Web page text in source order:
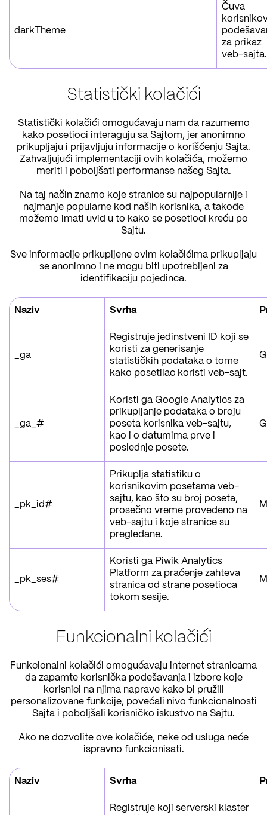
darkTheme
Čuva
za prikaz
veb-sajta.
Statistički kolačići
Statistički kolačići omogućavaju nam da razumemo
kako posetioci interaguju sa Sajtom, jer anonimno
prikupljaju i prijavljuju informacije o korišćenju Sajta.
Zahvaljujući implementaciji ovih kolačića, možemo
meriti i poboljšati performanse našeg Sajta.
Na taj način znamo koje stranice su najpopularnije i
najmanje popularne kod naših korisnika, a takođe
možemo imati uvid u to kako se posetioci kreću po
Sajtu.
Sve informacije prikupljene ovim kolačićima prikupljaju
se anonimno i ne mogu biti upotrebljeni za
identifikaciju pojedinca.
Naziv Svrha
_ga
Registruje jedinstveni ID koji se
koristi za generisanje
statističkih podataka o tome
kako posetilac koristi veb-sajt.
_ga_#
Koristi ga Google Analytics za
prikupljanje podataka o broju
poseta korisnika veb-sajtu,
kao i o datumima prve i
poslednje posete.
_pk_id#
Prikuplja statistiku o
korisnikovim posetama veb-
sajtu, kao što su broj poseta,
prosečno vreme provedeno na
veb-sajtu i koje stranice su
pregledane.
_pk_ses#
Koristi ga Piwik Analytics
Platform za praćenje zahteva
stranica od strane posetioca
tokom sesije.
Funkcionalni kolačići
Funkcionalni kolačići omogućavaju internet stranicama
da zapamte korisnička podešavanja i izbore koje
korisnici na njima naprave kako bi pružili
personalizovane funkcije, povećali nivo funkcionalnosti
Sajta i poboljšali korisničko iskustvo na Sajtu.
Ako ne dozvolite ove kolačiće, neke od usluga neće
ispravno funkcionisati.
Naziv Svrha
Registruje koji serverski klaster